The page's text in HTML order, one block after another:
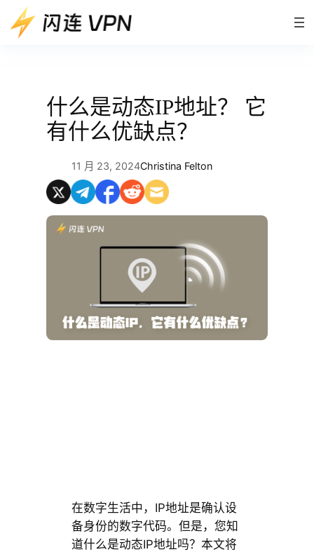
至
什么是动态IP地址？ 它
有什么优缺点？
11 月 23, 2024Christina Felton
在数字生活中，IP地址是确认设
备身份的数字代码。但是，您知
道什么是动态IP地址吗？本文将